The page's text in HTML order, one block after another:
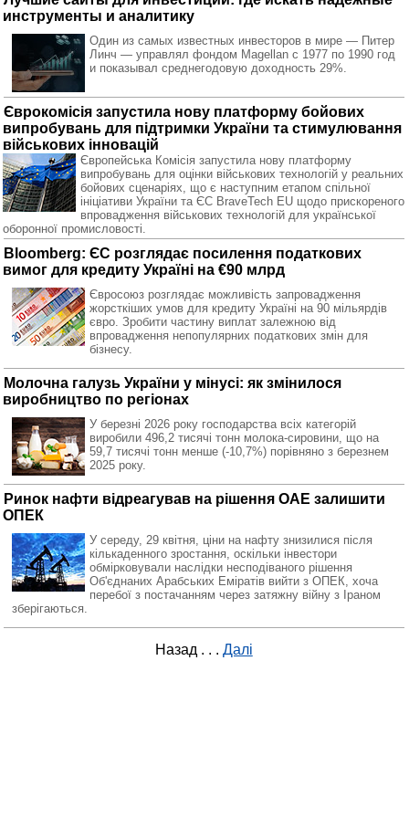
инструменты и аналитику
Один из самых известных инвесторов в мире — Питер
Линч — управлял фондом Magellan с 1977 по 1990 год
и показывал среднегодовую доходность 29%.
Єврокомісія запустила нову платформу бойових
випробувань для підтримки України та стимулювання
військових інновацій
Європейська Комісія запустила нову платформу
випробувань для оцінки військових технологій у реальних
бойових сценаріях, що є наступним етапом спільної
ініціативи України та ЄС BraveTech EU щодо прискореного
впровадження військових технологій для української
оборонної промисловості.
Bloomberg: ЄС розглядає посилення податкових
вимог для кредиту Україні на €90 млрд
Євросоюз розглядає можливість запровадження
жорсткіших умов для кредиту Україні на 90 мільярдів
євро. Зробити частину виплат залежною від
впровадження непопулярних податкових змін для
бізнесу.
Молочна галузь України у мінусі: як змінилося
виробництво по регіонах
У березні 2026 року господарства всіх категорій
виробили 496,2 тисячі тонн молока-сировини, що на
59,7 тисячі тонн менше (-10,7%) порівняно з березнем
2025 року.
Ринок нафти відреагував на рішення ОАЕ залишити
ОПЕК
У середу, 29 квітня, ціни на нафту знизилися після
кількаденного зростання, оскільки інвестори
обмірковували наслідки несподіваного рішення
Об'єднаних Арабських Еміратів вийти з ОПЕК, хоча
перебої з постачанням через затяжну війну з Іраном
зберігаються.
Назад . . . Далі